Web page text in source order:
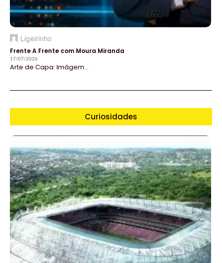
Ligeirinho
Frente A Frente com Moura Miranda
17/07/2026
Arte de Capa: Imágem...
Curiosidades